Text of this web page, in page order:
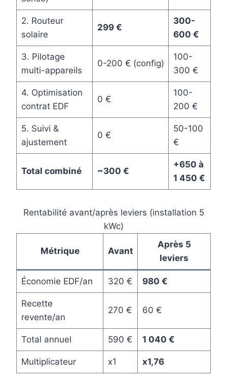
2. Routeur
solaire
299 €
300-
600 €
3. Pilotage
multi-appareils
0-200 € (config)
100-
300 €
4. Optimisation
contrat EDF
0 €
100-
200 €
5. Suivi &
ajustement
0 €
50-100
€
Total combiné ~300 €
+650 à
1 450 €
Rentabilité avant/après leviers (installation 5
kWc)
Métrique Avant
Après 5
leviers
Économie EDF/an 320 € 980 €
Recette
revente/an
270 € 60 €
Total annuel 590 € 1 040 €
Multiplicateur x1 x1,76